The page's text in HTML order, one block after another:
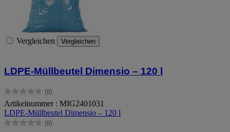
Vergleichen Vergleichen
LDPE-Müllbeutel Dimensio – 120 l
(0)
0.0
von
5
Sternen.
Artikelnummer : MIG2401031
LDPE-Müllbeutel Dimensio – 120 l
(0)
0.0